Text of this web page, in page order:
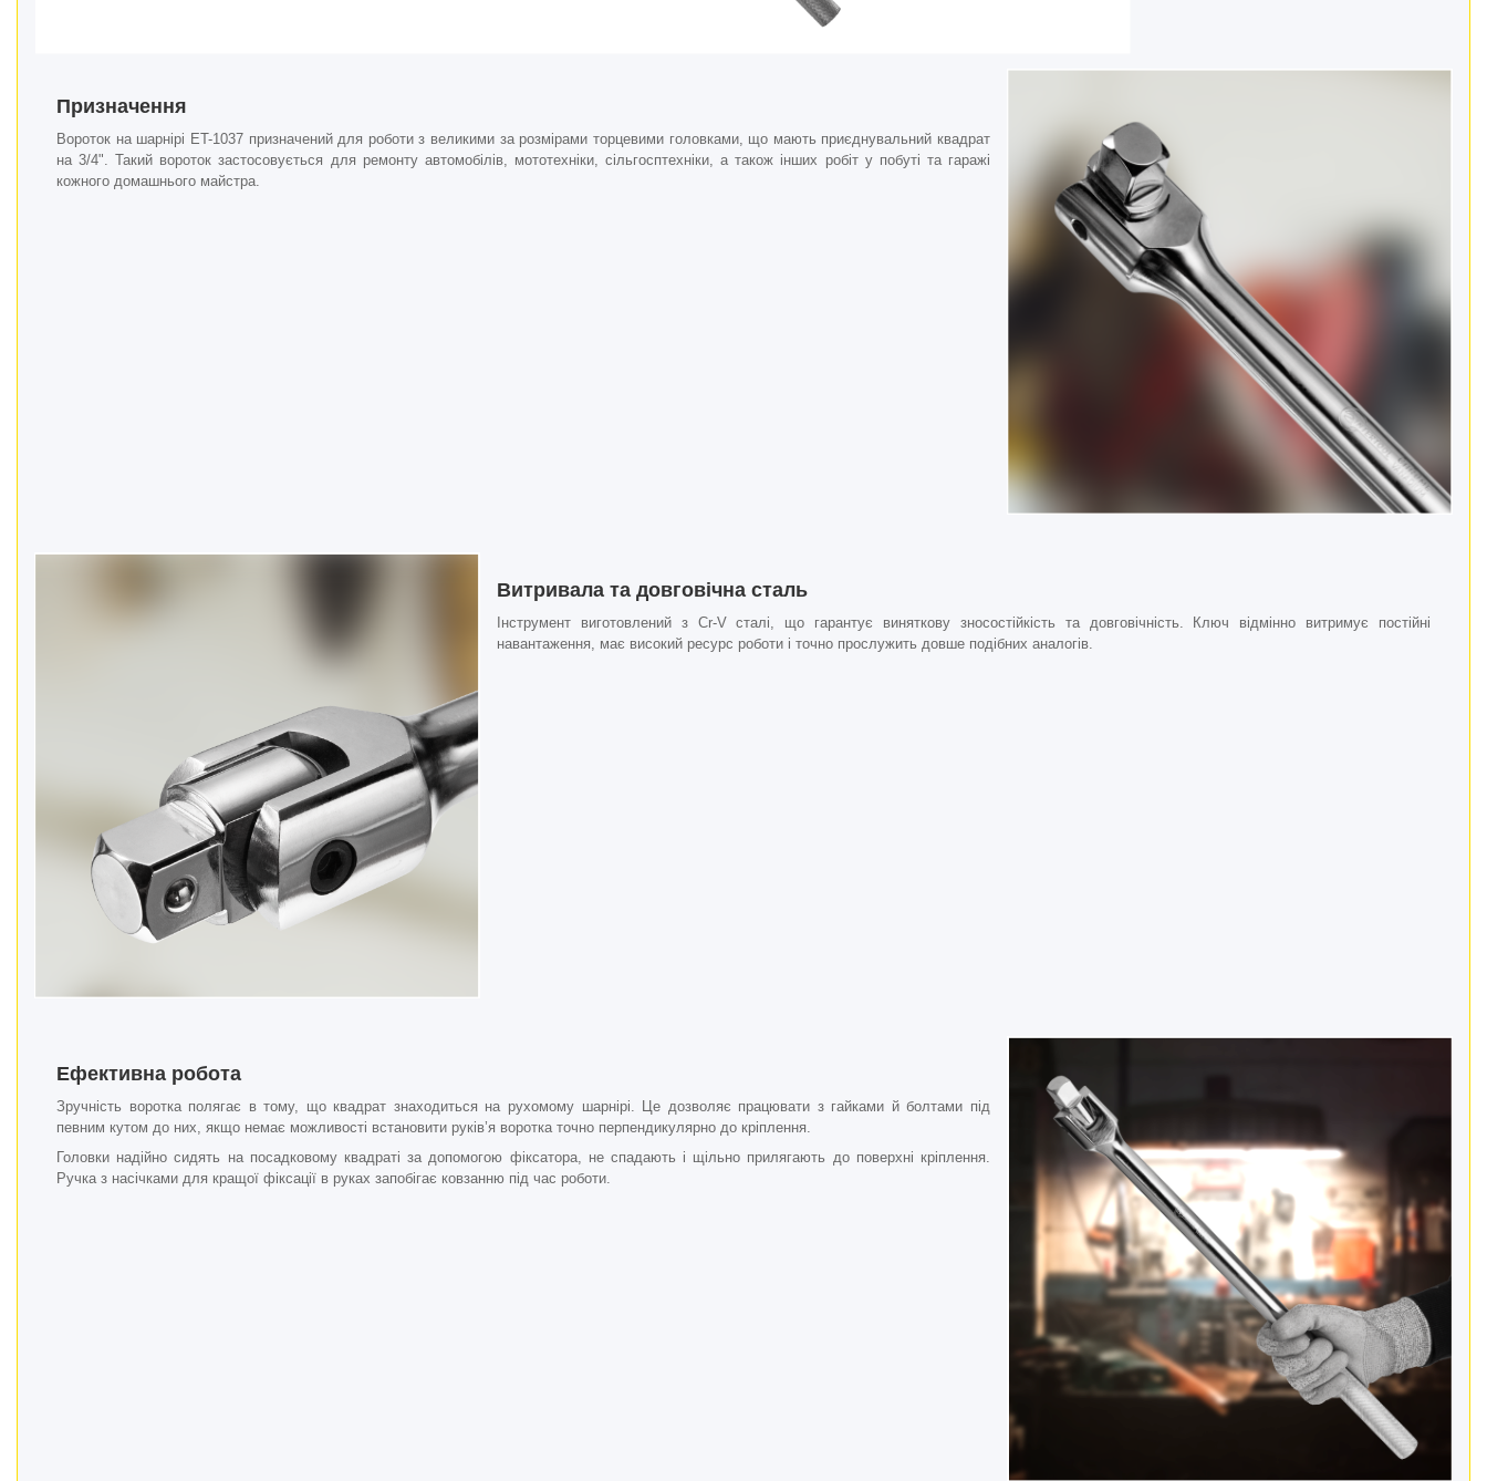
Призначення
Вороток на шарнірі ET-1037 призначений для роботи з великими за розмірами торцевими головками, що мають приєднувальний квадрат
на 3/4". Такий вороток застосовується для ремонту автомобілів, мототехніки, сільгосптехніки, а також інших робіт у побуті та гаражі
кожного домашнього майстра.
Витривала та довговічна сталь
Інструмент виготовлений з Cr-V сталі, що гарантує виняткову зносостійкість та довговічність. Ключ відмінно витримує постійні
навантаження, має високий ресурс роботи і точно прослужить довше подібних аналогів.
Ефективна робота
Зручність воротка полягає в тому, що квадрат знаходиться на рухомому шарнірі. Це дозволяє працювати з гайками й болтами під
певним кутом до них, якщо немає можливості встановити руків’я воротка точно перпендикулярно до кріплення.
Головки надійно сидять на посадковому квадраті за допомогою фіксатора, не спадають і щільно прилягають до поверхні кріплення.
Ручка з насічками для кращої фіксації в руках запобігає ковзанню під час роботи.